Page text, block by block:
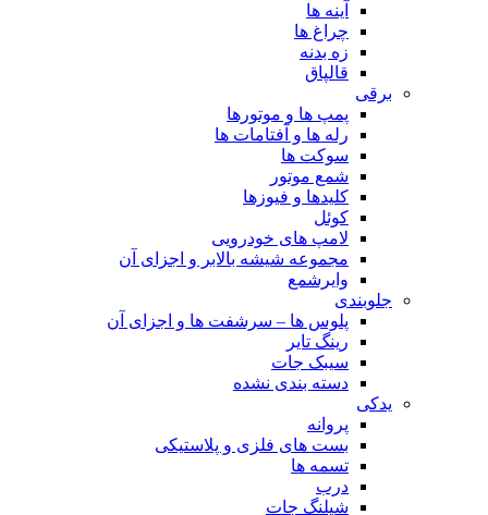
آینه ها
چراغ ها
زه بدنه
قالپاق
برقی
پمپ ها و موتورها
رله ها و آفتامات ها
سوکت ها
شمع موتور
کلیدها و فیوزها
کوئل
لامپ های خودرویی
مجموعه شیشه بالابر و اجزای آن
وایرشمع
جلوبندی
پلوس ها – سرشفت ها و اجزای آن
رینگ تایر
سیبک جات
دسته بندی نشده
یدکی
پروانه
بست های فلزی و پلاستیکی
تسمه ها
درب
شیلنگ جات